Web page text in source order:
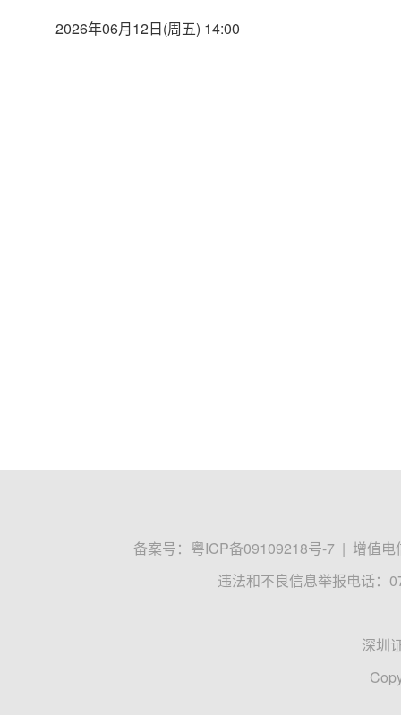
2026年06月12日(周五) 14:00
备案号： 粤ICP备09109218号-7 | 增值电
违法和不良信息举报电话：
深圳